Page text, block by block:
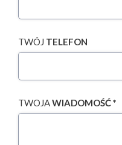
TWÓJ TELEFON
TWOJAWIADOMOŚĆ *